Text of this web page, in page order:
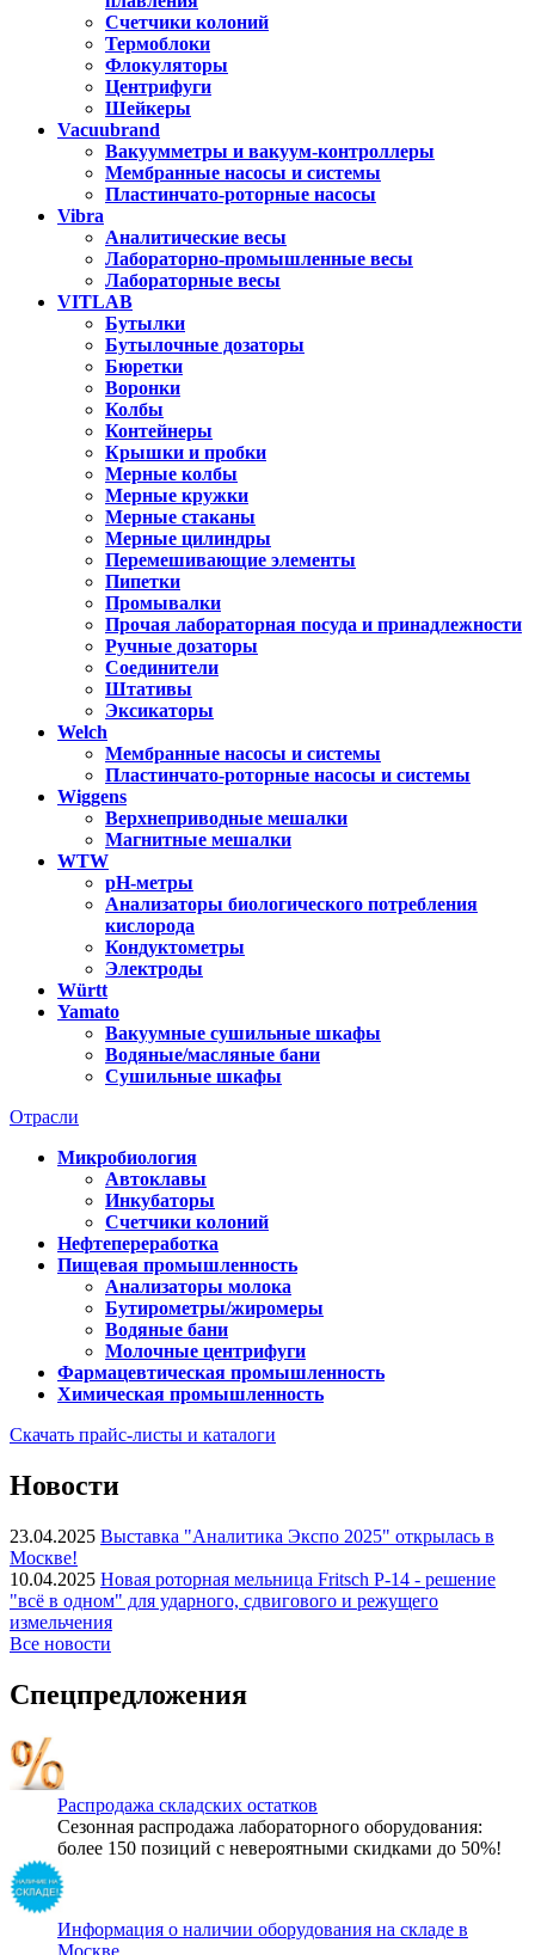
Счетчики колоний
Термоблоки
Флокуляторы
Центрифуги
Шейкеры
Vacuubrand
Вакуумметры и вакуум-контроллеры
Мембранные насосы и системы
Пластинчато-роторные насосы
Vibra
Аналитические весы
Лабораторно-промышленные весы
Лабораторные весы
VITLAB
Бутылки
Бутылочные дозаторы
Бюретки
Воронки
Колбы
Контейнеры
Крышки и пробки
Мерные колбы
Мерные кружки
Мерные стаканы
Мерные цилиндры
Перемешивающие элементы
Пипетки
Промывалки
Прочая лабораторная посуда и принадлежности
Ручные дозаторы
Соединители
Штативы
Эксикаторы
Welch
Мембранные насосы и системы
Пластинчато-роторные насосы и системы
Wiggens
Верхнеприводные мешалки
Магнитные мешалки
WTW
pH-метры
Анализаторы биологического потребления
кислорода
Кондуктометры
Электроды
Württ
Yamato
Вакуумные сушильные шкафы
Водяные/масляные бани
Сушильные шкафы
Отрасли
Микробиология
Автоклавы
Инкубаторы
Счетчики колоний
Нефтепереработка
Пищевая промышленность
Анализаторы молока
Бутирометры/жиромеры
Водяные бани
Молочные центрифуги
Фармацевтическая промышленность
Химическая промышленность
Скачать прайс-листы и каталоги
Новости
23.04.2025 Выставка "Аналитика Экспо 2025" открылась в
Москве!
10.04.2025 Новая роторная мельница Fritsch P-14 - решение
"всё в одном" для ударного, сдвигового и режущего
измельчения
Все новости
Спецпредложения
Распродажа складских остатков
Сезонная распродажа лабораторного оборудования:
более 150 позиций с невероятными скидками до 50%!
Информация о наличии оборудования на складе в
Москве